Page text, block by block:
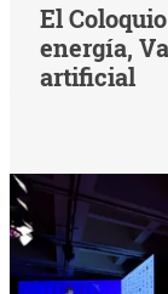
El
energía,
artificial